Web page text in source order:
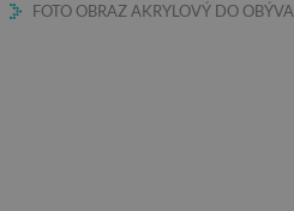
FOTO OBRAZ AKRYLOVÝ DO